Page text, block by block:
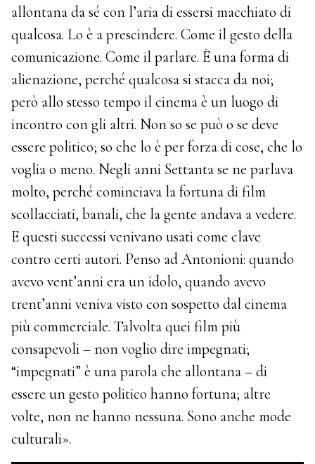
allontana da sé con l’aria di essersi macchiato di
qualcosa. Lo è a prescindere. Come il gesto della
comunicazione. Come il parlare. È una forma di
alienazione, perché qualcosa si stacca da noi;
però allo stesso tempo il cinema è un luogo di
incontro con gli altri. Non so se può o se deve
essere politico; so che lo è per forza di cose, che lo
voglia o meno. Negli anni Settanta se ne parlava
molto, perché cominciava la fortuna di film
scollacciati, banali, che la gente andava a vedere.
E questi successi venivano usati come clave
contro certi autori. Penso ad Antonioni: quando
avevo vent’anni era un idolo, quando avevo
trent’anni veniva visto con sospetto dal cinema
più commerciale. Talvolta quei film più
consapevoli – non voglio dire impegnati;
“impegnati” è una parola che allontana – di
essere un gesto politico hanno fortuna; altre
volte, non ne hanno nessuna. Sono anche mode
culturali».